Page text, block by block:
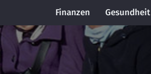
Finanzen Gesundheit